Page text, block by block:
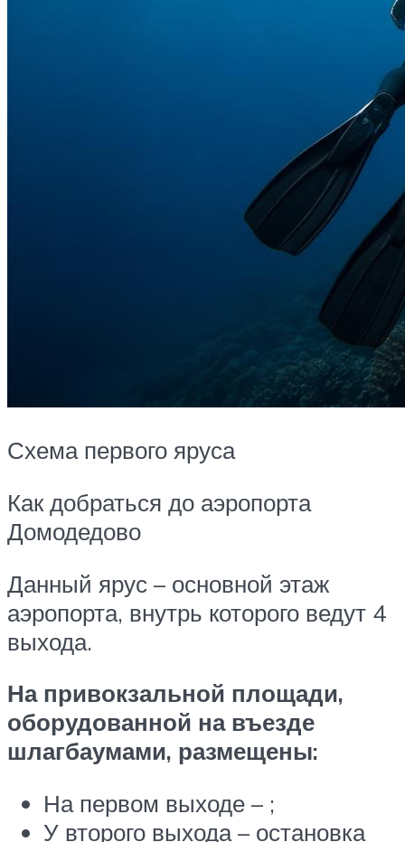
Схема первого яруса
Как добраться до аэропорта
Домодедово
Данный ярус – основной этаж
аэропорта, внутрь которого ведут 4
выхода.
На привокзальной площади,
оборудованной на въезде
шлагбаумами, размещены:
На первом выходе – ;
У второго выхода – остановка